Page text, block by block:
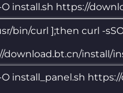
install.sh https://
bin/curl ];then curl -
download.bt.cn/install/
install_panel.sh